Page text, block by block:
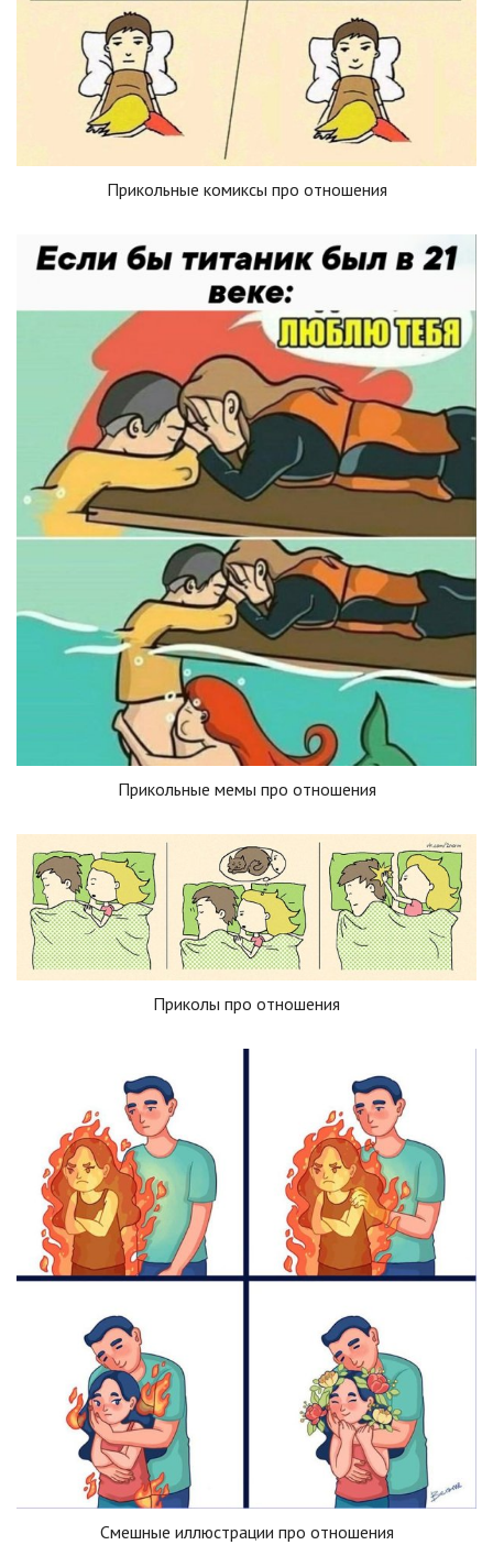
Прикольные комиксы про отношения
Прикольные мемы про отношения
Приколы про отношения
Смешные иллюстрации про отношения